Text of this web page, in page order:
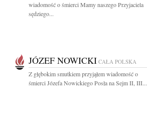
wiadomość o śmierci Mamy naszego Przyjaciela
sędziego...
JÓZEF NOWICKI CAŁA POLSKA
Z głębokim smutkiem przyjąłem wiadomość o
śmierci Józefa Nowickiego Posła na Sejm II, III...